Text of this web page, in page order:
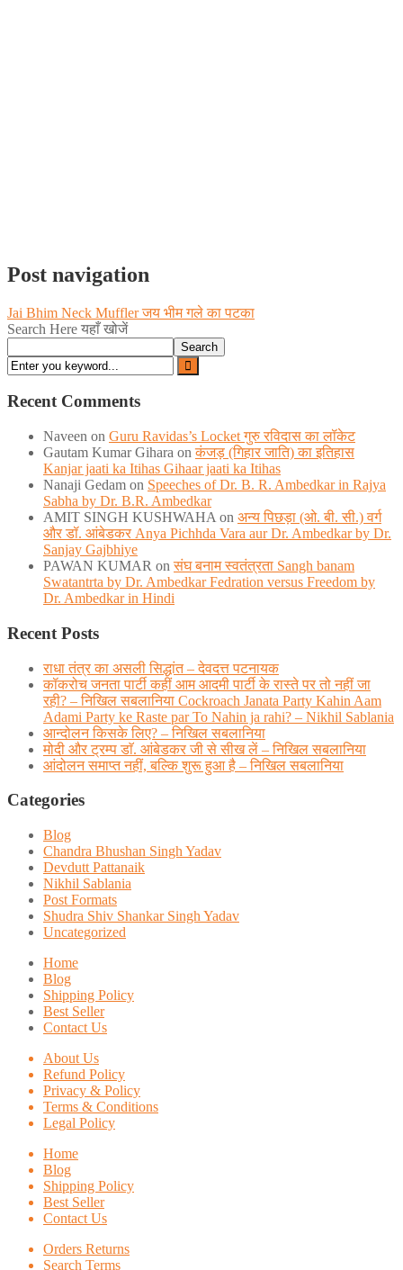
Post navigation
Jai Bhim Neck Muffler जय भीम गले का पटका
Search Here यहाँ खोजें
Search
Recent Comments
Naveen on Guru Ravidas’s Locket गुरु रविदास का लॉकेट
Gautam Kumar Gihara onकंजड़ (गिहार जाति) का इतिहास
Kanjar jaati ka Itihas Gihaar jaati ka Itihas
Nanaji Gedam on Speeches of Dr. B. R. Ambedkar in Rajya
Sabha by Dr. B.R. Ambedkar
AMIT SINGH KUSHWAHA on अन्य पिछड़ा (ओ. बी. सी.) वर्ग
और डॉ. आंबेडकर Anya Pichhda Vara aur Dr. Ambedkar by Dr.
Sanjay Gajbhiye
PAWAN KUMAR onसंघ बनाम स्वतंत्रता Sangh banam
Swatantrta by Dr. Ambedkar Fedration versus Freedom by
Dr. Ambedkar in Hindi
Recent Posts
राधा तंत्र का असली सिद्धांत – देवदत्त पटनायक
कॉकरोच जनता पार्टी कहीं आम आदमी पार्टी के रास्ते पर तो नहीं जा
रही? – निखिल सबलानिया Cockroach Janata Party Kahin Aam
Adami Party ke Raste par To Nahin ja rahi? – Nikhil Sablania
आन्दोलन किसके लिए? – निखिल सबलानिया
मोदी और ट्रम्प डाॅ. आंबेडकर जी से सीख लें – निखिल सबलानिया
आंदोलन समाप्त नहीं, बल्कि शुरू हुआ है – निखिल सबलानिया
Categories
Blog
Chandra Bhushan Singh Yadav
Devdutt Pattanaik
Nikhil Sablania
Post Formats
Shudra Shiv Shankar Singh Yadav
Uncategorized
Home
Blog
Shipping Policy
Best Seller
Contact Us
About Us
Refund Policy
Privacy & Policy
Terms & Conditions
Legal Policy
Home
Blog
Shipping Policy
Best Seller
Contact Us
Orders Returns
Search Terms